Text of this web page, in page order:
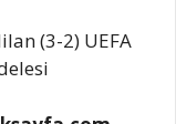
(3-2) UEFA